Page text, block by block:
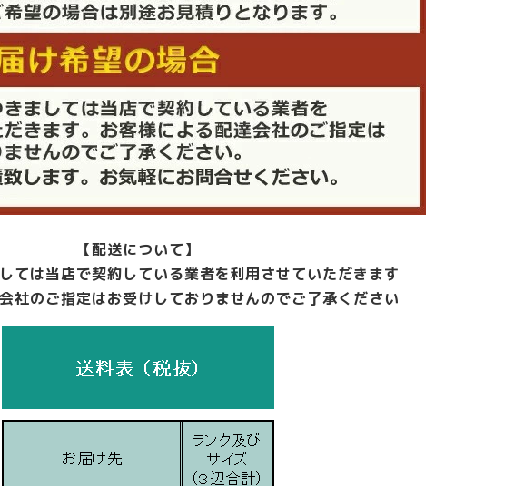
【配送について】
ては当店で契約している業者を利用させていただきます
社のご指定はお受けしておりませんのでご了承ください